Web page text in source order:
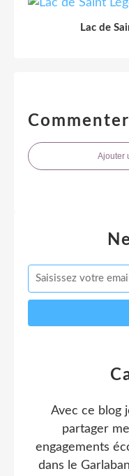
Lac de
Ajouter
Avec ce blog
partager
engagements
dans le